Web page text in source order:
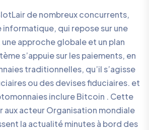
de nombreux concurrents,
informatique, qui repose sur une
approche globale et un plan
s’appuie sur les paiements, en
traditionnelles, qu’il s’agisse
ou des devises fiduciaires. et
inclure Bitcoin . Cette
acteur Organisation mondiale
la actualité minutes à bord des